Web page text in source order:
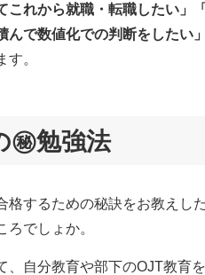
これから就職・転職したい」
で数値化での判断をしたい」
。
㊙勉強法
格するための秘訣をお教えし
でしょか。
自分教育や部下のOJT教育